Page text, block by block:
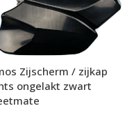
Zijscherm / zijkap
ongelakt zwart